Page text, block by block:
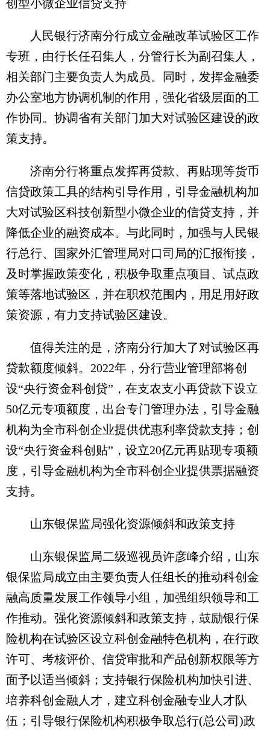
创型小微企业信贷支持
人民银行济南分行成立金融改革试验区工作
专班，由行长任召集人，分管行长为副召集人，
相关部门主要负责人为成员。同时，发挥金融委
办公室地方协调机制的作用，强化省级层面的工
作协同。协调省有关部门加大对试验区建设的政
策支持。
济南分行将重点发挥再贷款、再贴现等货币
信贷政策工具的结构引导作用，引导金融机构加
大对试验区科技创新型小微企业的信贷支持，并
降低企业的融资成本。与此同时，加强与人民银
行总行、国家外汇管理局对口司局的汇报衔接，
及时掌握政策变化，积极争取重点项目、试点政
策等落地试验区，并在职权范围内，用足用好政
策资源，有力支持试验区建设。
值得关注的是，济南分行加大了对试验区再
贷款额度倾斜。2022年，分行营业管理部将创
设“央行资金科创贷”，在支农支小再贷款下设立
50亿元专项额度，出台专门管理办法，引导金融
机构为全市科创企业提供优惠利率贷款支持；创
设“央行资金科创贴”，设立20亿元再贴现专项额
度，引导金融机构为全市科创企业提供票据融资
支持。
山东银保监局强化资源倾斜和政策支持
山东银保监局二级巡视员许彦峰介绍，山东
银保监局成立由主要负责人任组长的推动科创金
融高质量发展工作领导小组，加强组织领导和工
作推动。强化资源倾斜和政策支持，鼓励银行保
险机构在试验区设立科创金融特色机构，在行政
许可、考核评价、信贷审批和产品创新权限等方
面予以适当倾斜；支持银行保险机构加快引进、
培养科创金融人才，建立科创金融专业人才队
伍；引导银行保险机构积极争取总行(总公司)政